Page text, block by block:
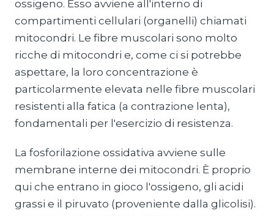
ossigeno. Esso avviene all'interno di
compartimenti cellulari (organelli) chiamati
mitocondri. Le fibre muscolari sono molto
ricche di mitocondri e, come ci si potrebbe
aspettare, la loro concentrazione è
particolarmente elevata nelle fibre muscolari
resistenti alla fatica (a contrazione lenta),
fondamentali per l'esercizio di resistenza.
La fosforilazione ossidativa avviene sulle
membrane interne dei mitocondri. È proprio
qui che entrano in gioco l'ossigeno, gli acidi
grassi e il piruvato (proveniente dalla glicolisi).